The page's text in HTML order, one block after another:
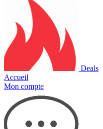
Deals
Accueil
Mon compte